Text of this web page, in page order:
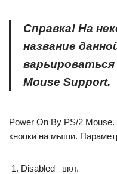
Справка! На
название
варьироваться
Mouse Support.
Power On By PS/2
кнопки на мыши.
Disabled –вкл.